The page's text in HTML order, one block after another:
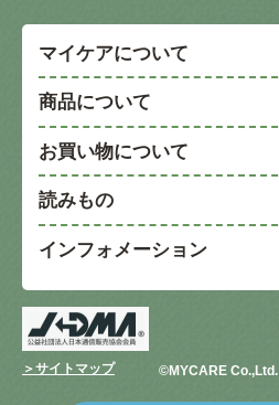
マイケアについて
商品について
お買い物について
読みもの
インフォメーション
＞サイトマップ ©︎MYCARE Co.,Ltd.